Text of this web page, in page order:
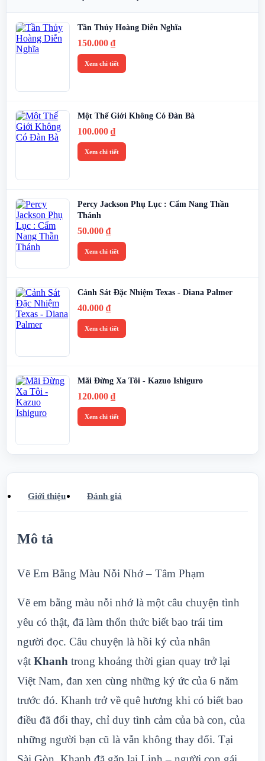
Tần Thủy Hoàng Diễn Nghĩa
150.000 ₫
Xem chi tiết
Một Thế Giới Không Có Đàn Bà
100.000 ₫
Xem chi tiết
Percy Jackson Phụ Lục : Cẩm Nang Thần
Thánh
50.000 ₫
Xem chi tiết
Cảnh Sát Đặc Nhiệm Texas - Diana Palmer
40.000 ₫
Xem chi tiết
Mãi Đừng Xa Tôi - Kazuo Ishiguro
120.000 ₫
Xem chi tiết
Giới thiệu Đánh giá
Mô tả
Vẽ Em Bằng Màu Nỗi Nhớ – Tâm Phạm
Vẽ em bằng màu nỗi nhớ là một câu chuyện tình
yêu có thật, đã làm thổn thức biết bao trái tim
người đọc. Câu chuyện là hồi ký của nhân
vật Khanh trong khoảng thời gian quay trở lại
Việt Nam, đan xen cùng những ký ức của 6 năm
trước đó. Khanh trở về quê hương khi có biết bao
điều đã đổi thay, chỉ duy tình cảm của bà con, của
những người bạn cũ là vẫn không thay đổi. Tại